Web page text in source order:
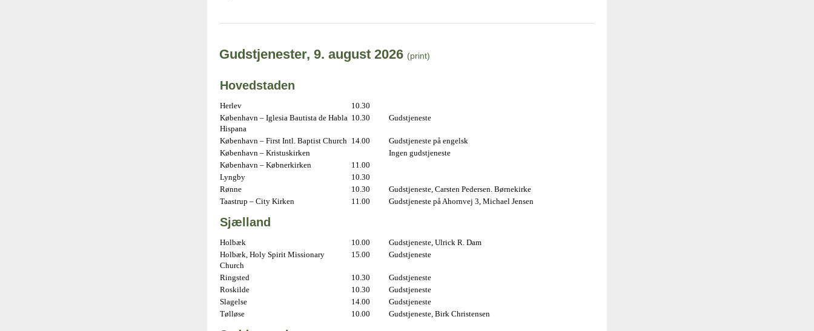
Gudstjenester, 9. august 2026 (print)
Hovedstaden
Herlev
10.30
København – Iglesia Bautista de Habla
Hispana
10.30 Gudstjeneste
København – First Intl. Baptist Church 14.00
Gudstjeneste på engelsk
København – Kristuskirken
Ingen gudstjeneste
København – Købnerkirken
11.00
Lyngby
10.30
Rønne
10.30
Gudstjeneste, Carsten Pedersen. Børnekirke
Taastrup – City Kirken
11.00 Gudstjeneste på Ahornvej 3, Michael Jensen
Sjælland
Holbæk 10.00
Gudstjeneste, Ulrick R. Dam
Holbæk, Holy Spirit Missionary
Church
15.00 Gudstjeneste
Ringsted 10.30
Gudstjeneste
Roskilde
10.30
Gudstjeneste
Slagelse
14.00
Gudstjeneste
Tølløse
10.00 Gudstjeneste, Birk Christensen